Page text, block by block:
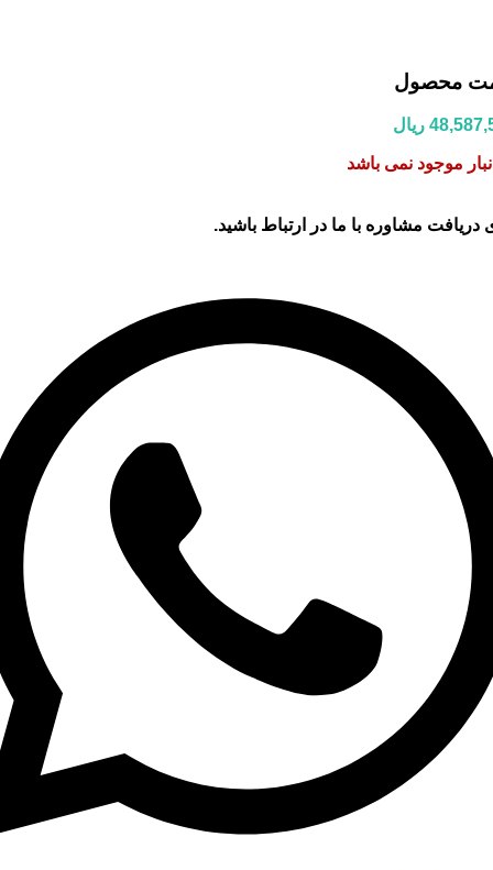
محصول
ریال
موجود نمی باشد
دریافت مشاوره با ما در ارتباط باشید.